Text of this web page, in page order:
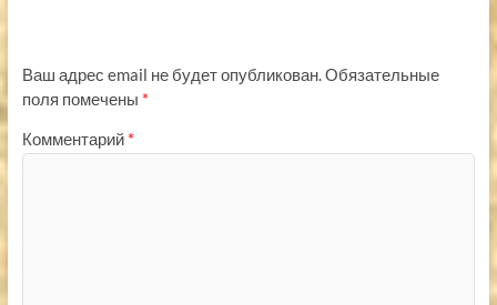
Ваш адрес email не будет опубликован.Обязательные
поля помечены *
Комментарий *